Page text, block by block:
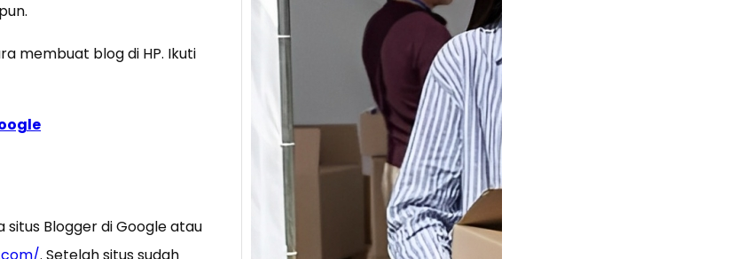
membuat blog di HP. Ikuti
Blogger di Google atau
. Setelah situs sudah
Tik Tok Buat
Jualan, Gimana
Strateginya ?
Baca Juga Cara
Berjualan Di Tiktokshop
TikTok menjadi tempat